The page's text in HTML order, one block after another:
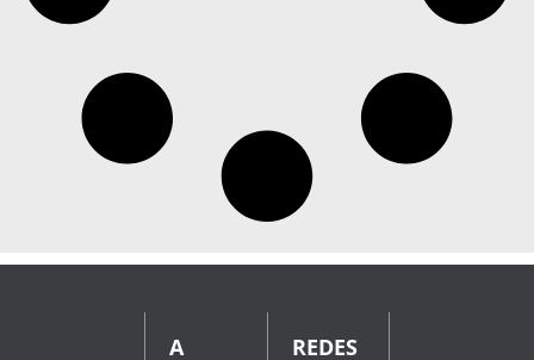
A REDES